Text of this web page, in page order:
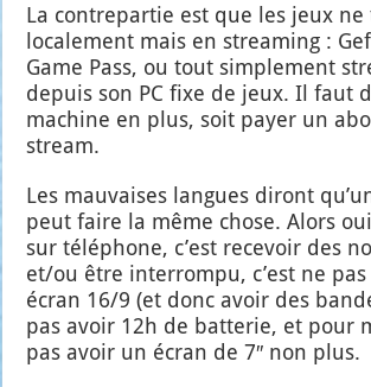
La contre­par­tie est que les jeux
loca­le­ment mais en strea­ming :
Game Pass, ou tout sim­ple­ment
depuis son PC fixe de jeux. Il faut
machine en plus, soit payer un
stream.
Les mau­vaises langues diront
peut faire la même chose. Alors
sur télé­phone, c’est rece­voir des
et/ou être inter­rom­pu, c’est ne
écran 16/9 (et donc avoir des
pas avoir 12h de bat­te­rie, et pour
pas avoir un écran de 7″ non plus.